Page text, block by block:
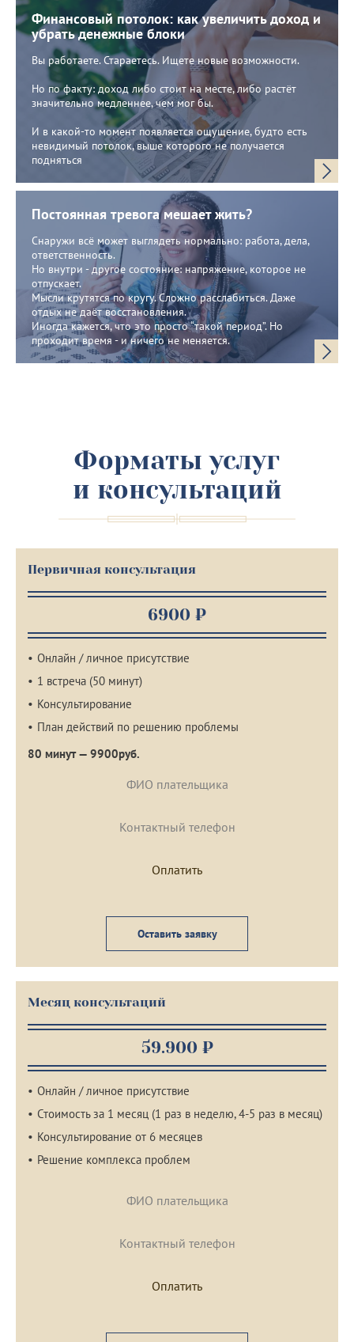
Финансовый потолок: как увеличить доход и
убрать денежные блоки
Вы работаете. Стараетесь. Ищете новые возможности.
Но по факту: доход либо стоит на месте, либо растёт
значительно медленнее, чем мог бы.
И в какой-то момент появляется ощущение, будто есть
невидимый потолок, выше которого не получается
подняться
Постоянная тревога мешает жить?
Снаружи всё может выглядеть нормально: работа, дела,
ответственность.
Но внутри - другое состояние: напряжение, которое не
отпускает.
Мысли крутятся по кругу. Сложно расслабиться. Даже
отдых не даёт восстановления.
Иногда кажется, что это просто “такой период”. Но
проходит время - и ничего не меняется.
Форматы услуг
и консультаций
Первичная консультация
6900 ₽
Онлайн / личное присутствие
1 встреча (50 минут)
Консультирование
План действий по решению проблемы
80 минут — 9900руб.
Оставить заявку
Месяц консультаций
59.900 ₽
Онлайн / личное присутствие
Стоимость за 1 месяц (1 раз в неделю, 4-5 раз в месяц)
Консультирование от 6 месяцев
Решение комплекса проблем